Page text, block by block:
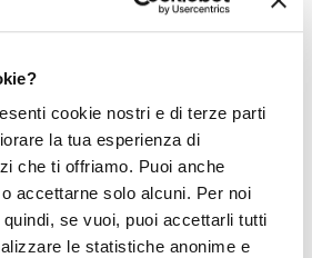
cookie nostri e di terze parti
la tua esperienza di
che ti offriamo. Puoi anche
accettarne solo alcuni. Per noi
se vuoi, puoi accettarli tutti
le statistiche anonime e